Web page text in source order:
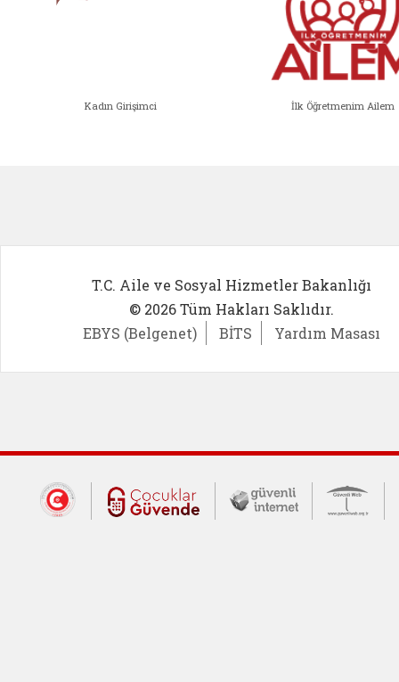
Kadın Girişimci İlk Öğretmenim Ailem
T.C. Aile ve Sosyal Hizmetler Bakanlığı
© 2026 Tüm Hakları Saklıdır.
EBYS (Belgenet)
BİTS Yardım Masası
Dış Bağlantılar
Cumhurbaşkanlığı İletişim Merkezi
Çocuklar Güvende (yeni
Güvenli